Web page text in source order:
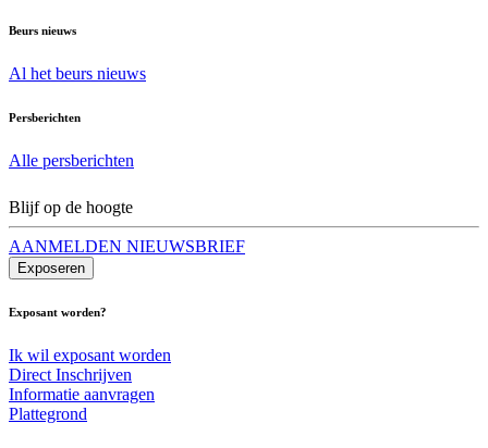
Beurs nieuws
Al het beurs nieuws
Persberichten
Alle persberichten
Blijf op de hoogte
AANMELDEN NIEUWSBRIEF
Exposeren
Exposant worden?
Ik wil exposant worden
Direct Inschrijven
Informatie aanvragen
Plattegrond